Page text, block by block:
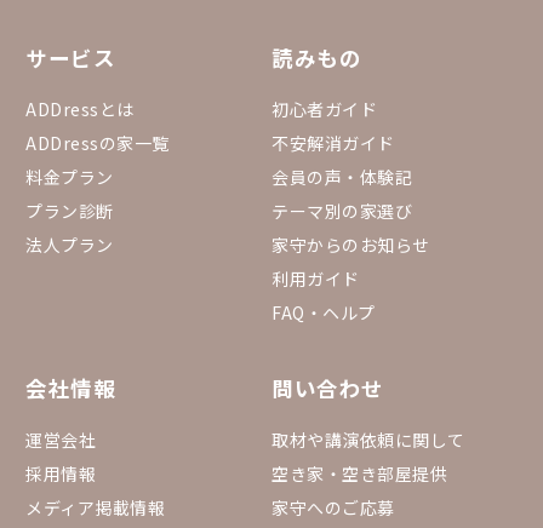
サービス
ADDressとは
ADDressの家一覧
料金プラン
プラン診断
法人プラン
読みもの
初心者ガイド
不安解消ガイド
会員の声・体験記
テーマ別の家選び
家守からのお知らせ
利用ガイド
FAQ・ヘルプ
会社情報
運営会社
採用情報
メディア掲載情報
問い合わせ
取材や講演依頼に関して
空き家・空き部屋提供
家守へのご応募